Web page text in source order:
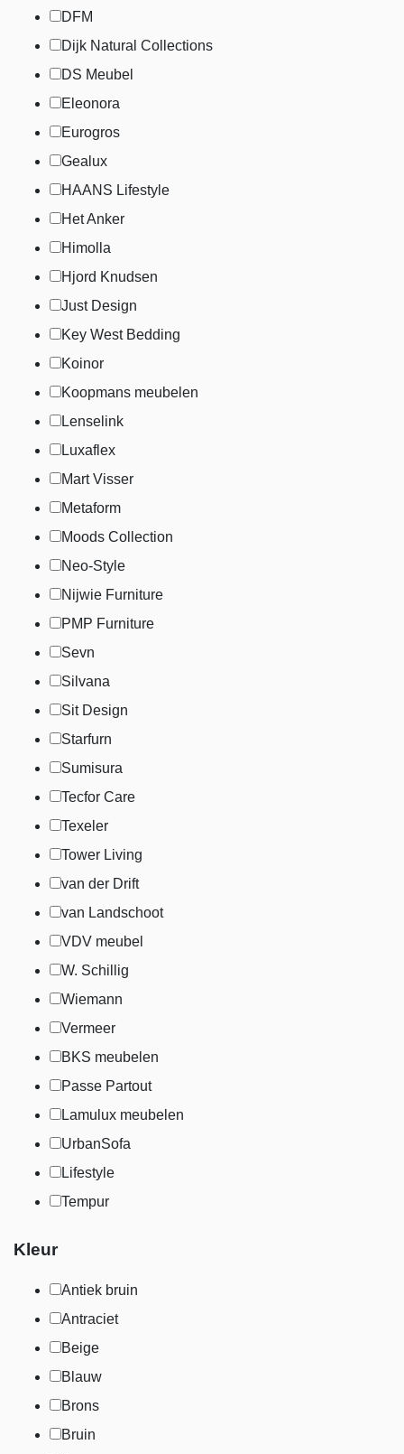
DFM
Dijk Natural Collections
DS Meubel
Eleonora
Eurogros
Gealux
HAANS Lifestyle
Het Anker
Himolla
Hjord Knudsen
Just Design
Key West Bedding
Koinor
Koopmans meubelen
Lenselink
Luxaflex
Mart Visser
Metaform
Moods Collection
Neo-Style
Nijwie Furniture
PMP Furniture
Sevn
Silvana
Sit Design
Starfurn
Sumisura
Tecfor Care
Texeler
Tower Living
van der Drift
van Landschoot
VDV meubel
W. Schillig
Wiemann
Vermeer
BKS meubelen
Passe Partout
Lamulux meubelen
UrbanSofa
Lifestyle
Tempur
Kleur
Antiek bruin
Antraciet
Beige
Blauw
Brons
Bruin